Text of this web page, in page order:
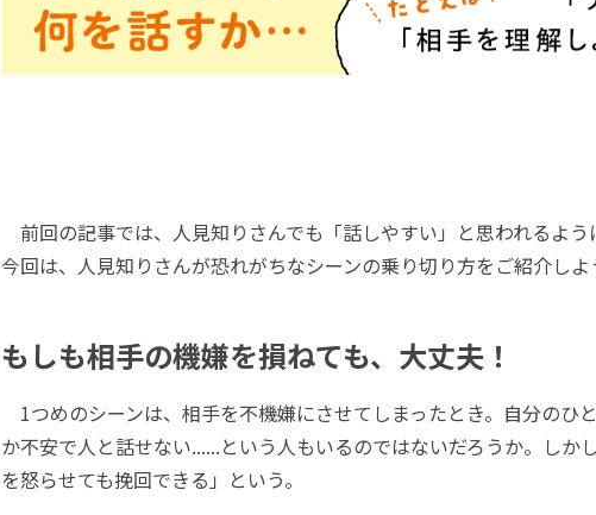
前回の記事では、人見知りさんでも「話しやすい」と思われるよう
今回は、人見知りさんが恐れがちなシーンの乗り切り方をご紹介しよ
もしも相手の機嫌を損ねても、大丈夫！
1つめのシーンは、相手を不機嫌にさせてしまったとき。自分のひ
か不安で人と話せない......という人もいるのではないだろうか。しか
を怒らせても挽回できる」という。